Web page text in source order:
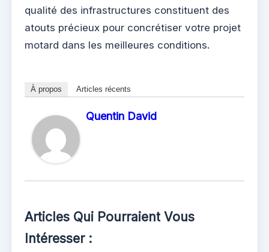
qualité des infrastructures constituent des
atouts précieux pour concrétiser votre projet
motard dans les meilleures conditions.
À propos Articles récents
Quentin David
Articles Qui Pourraient Vous
Intéresser :